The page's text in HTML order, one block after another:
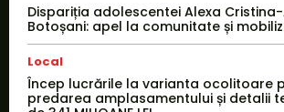
Dispariția adolescentei Alexa
Botoșani: apel la comunitate și
Local
Încep lucrările la varianta ocolitoare
predarea amplasamentului și detalii